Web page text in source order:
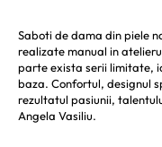
Saboti de dama din piele
realizate manual in
parte exista serii limitate,
baza. Confortul, designul
rezultatul pasiunii,
Angela Vasiliu.